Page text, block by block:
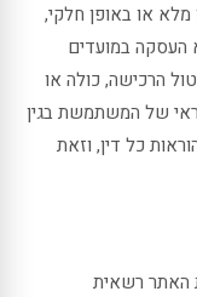
מלא או באופן חלקי,
העסקה במועדים
הרכישה, כולה או
של המשתמשת בגין
כל דין, וזאת
האתר רשאית